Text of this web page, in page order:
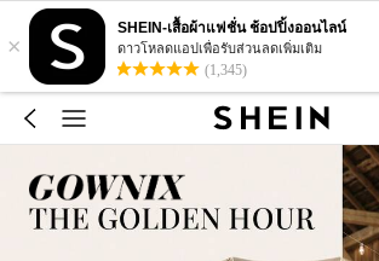
×
SHEIN-เสื้อผ้าแฟชั่น ช้อปปิ้งออนไลน์
ดาวโหลดแอปเพื่อรับส่วนลดเพิ่มเติม
(1,345)